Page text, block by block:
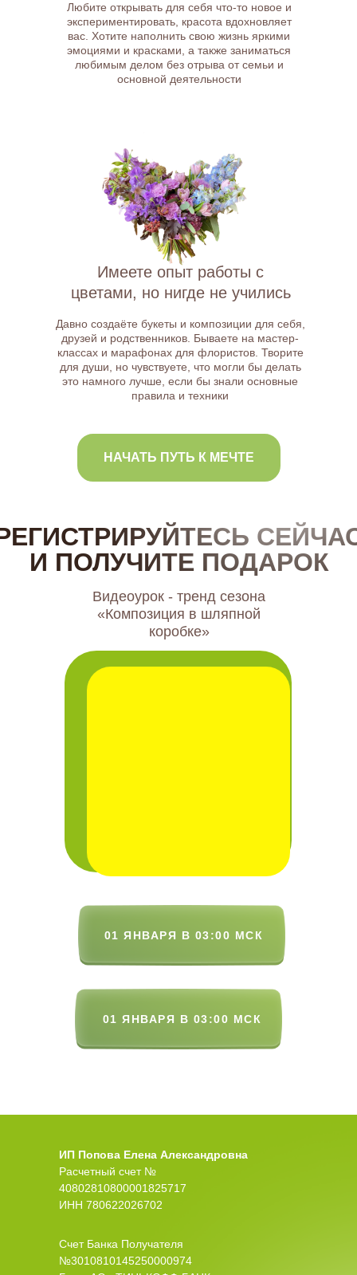
Имеете опыт работы с
цветами, но нигде не учились
Любите открывать для себя что-то новое и
экспериментировать, красота вдохновляет
вас. Хотите наполнить свою жизнь яркими
эмоциями и красками, а также заниматься
любимым делом без отрыва от семьи и
основной деятельности
Давно создаёте букеты и композиции для себя,
друзей и родственников. Бываете на мастер-
классах и марафонах для флористов. Творите
для души, но чувствуете, что могли бы делать
это намного лучше, если бы знали основные
правила и техники
НАЧАТЬ ПУТЬ К МЕЧТЕ
И ПОЛУЧИТЕ ПОДАРОК
Видеоурок - тренд сезона
«Композиция в шляпной
коробке»
01 ЯНВАРЯ В 03:00 МСК
01 ЯНВАРЯ В 03:00 МСК
ИП Попова Елена Александровна
Расчетный счет №
40802810800001825717
ИНН 780622026702
Счет Банка Получателя
№3010810145250000974